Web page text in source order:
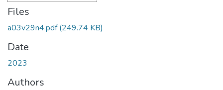
Files
a03v29n4.pdf(249.74 KB)
Date
2023
Authors